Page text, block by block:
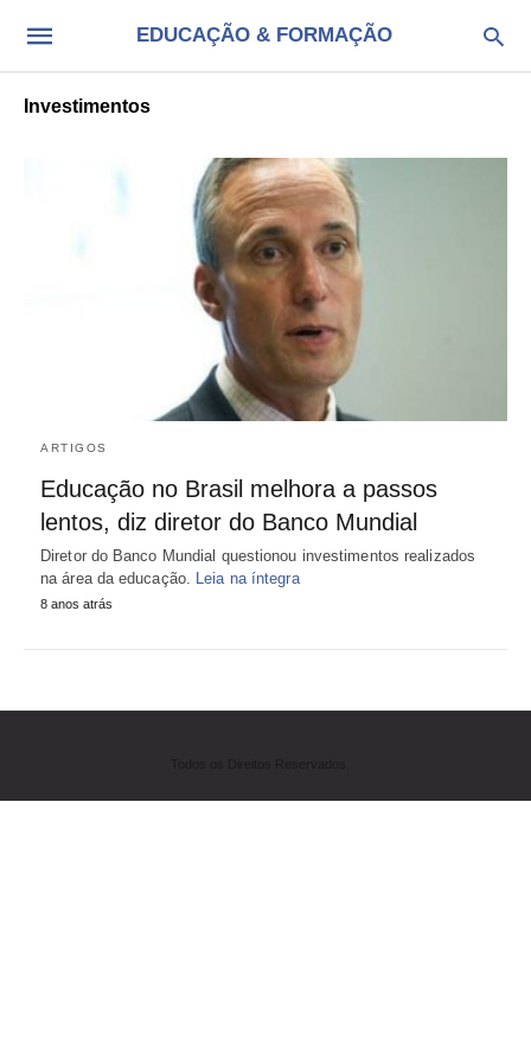
EDUCAÇÃO & FORMAÇÃO
Investimentos
ARTIGOS
Educação no Brasil melhora a passos
lentos, diz diretor do Banco Mundial
Diretor do Banco Mundial questionou investimentos realizados
na área da educação. Leia na íntegra
8 anos atrás